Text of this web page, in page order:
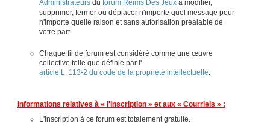
Administrateurs du forum Reims Dés Jeux à modifier,
supprimer, fermer ou déplacer n'importe quel message pour
n'importe quelle raison et sans autorisation préalable de
votre part.
Chaque fil de forum est considéré comme une œuvre
collective telle que définie par l'
article L. 113-2 du code de la propriété intellectuelle
Informations relatives à « l'Inscription » et aux « Courriels » :
L'inscription à ce forum est totalement gratuite.